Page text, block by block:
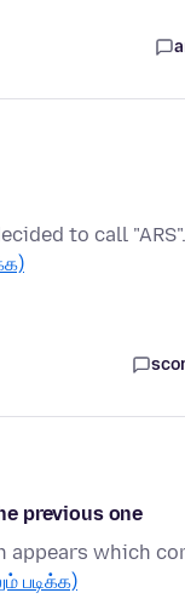
to call
previous one
appears which
படிக்க)